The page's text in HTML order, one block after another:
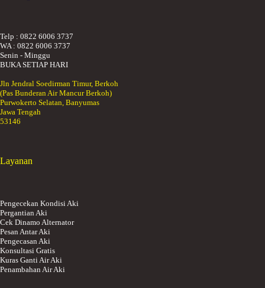
Telp : 0822 6006 3737
WA : 0822 6006 3737
Senin - Minggu
BUKA SETIAP HARI
Jln Jendral Soedirman Timur, Berkoh
(Pas Bunderan Air Mancur Berkoh)
Purwokerto Selatan, Banyumas
Jawa Tengah
53146
Layanan
Pengecekan Kondisi Aki
Pergantian Aki
Cek Dinamo Alternator
Pesan Antar Aki
Pengecasan Aki
Konsultasi Gratis
Kuras Ganti Air Aki
Penambahan Air Aki